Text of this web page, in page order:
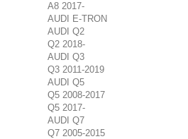
A8 2017-
AUDI E-TRON
AUDI Q2
Q2 2018-
AUDI Q3
Q3 2011-2019
AUDI Q5
Q5 2008-2017
Q5 2017-
AUDI Q7
Q7 2005-2015